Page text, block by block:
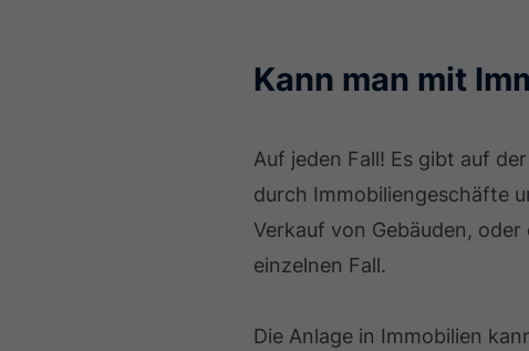
Kann man mit
Auf jeden Fall! Es gibt auf
durch Immobiliengeschäfte
Verkauf von Gebäuden,
einzelnen Fall.
Die Anlage in Immobilien